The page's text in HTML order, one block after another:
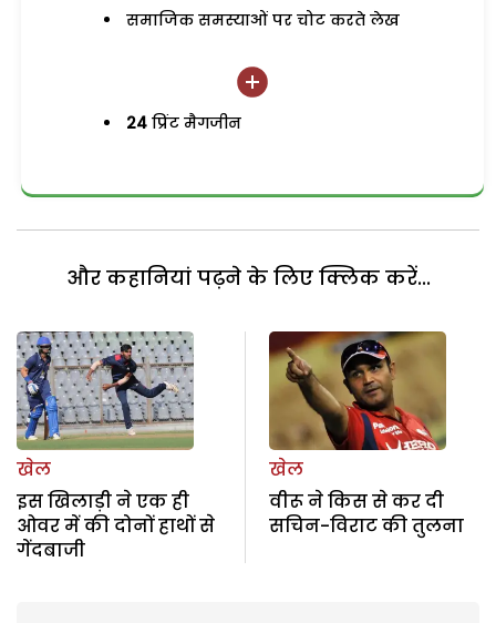
समाजिक समस्याओं पर चोट करते लेख
24 प्रिंट मैगजीन
और कहानियां पढ़ने के लिए क्लिक करें...
खेल
इस खिलाड़ी ने एक ही
ओवर में की दोनों हाथों से
गेंदबाजी
खेल
वीरू ने किस से कर दी
सचिन-विराट की तुलना